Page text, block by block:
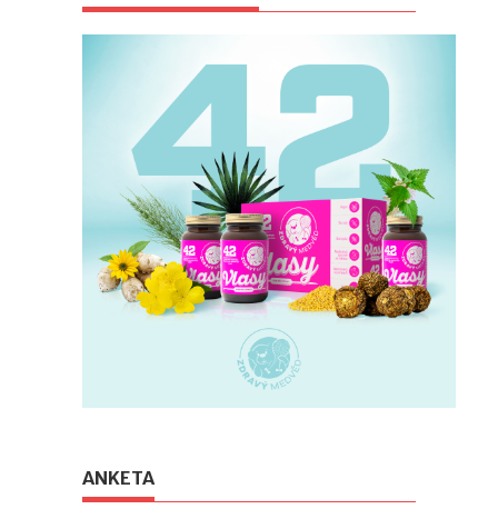
ANKETA